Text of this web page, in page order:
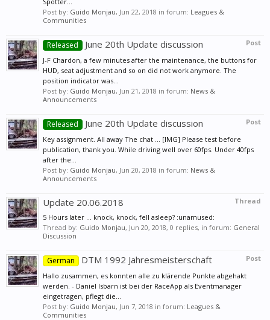
Post by: Guido Monjau, Jun 22, 2018 in forum: Leagues &
Communities
Post
Released June 20th Update discussion
J-F Chardon, a few minutes after the maintenance, the buttons for
HUD, seat adjustment and so on did not work anymore. The
position indicator was...
Post by: Guido Monjau, Jun 21, 2018 in forum: News &
Announcements
Post
Released June 20th Update discussion
Key assignment. All away The chat ... [IMG] Please test before
publication, thank you. While driving well over 60fps. Under 40fps
after the...
Post by: Guido Monjau, Jun 20, 2018 in forum: News &
Announcements
Thread
Update 20.06.2018
5 Hours later ... knock, knock, fell asleep? :unamused:
Thread by: Guido Monjau, Jun 20, 2018, 0 replies, in forum: General
Discussion
Post
German DTM 1992 Jahresmeisterschaft
Hallo zusammen, es konnten alle zu klärende Punkte abgehakt
werden. - Daniel Isbarn ist bei der RaceApp als Eventmanager
eingetragen, pflegt die...
Post by: Guido Monjau, Jun 7, 2018 in forum: Leagues &
Communities